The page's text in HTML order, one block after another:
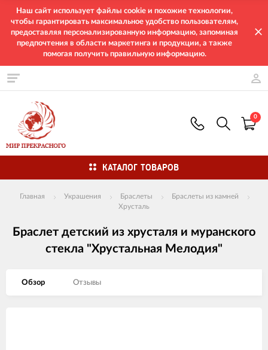
Наш сайт использует файлы cookie и похожие технологии,
чтобы гарантировать максимальное удобство пользователям,
предоставляя персонализированную информацию, запоминая
предпочтения в области маркетинга и продукции, а также
помогая получить правильную информацию.
0
КАТАЛОГ ТОВАРОВ
Главная Украшения Браслеты
Браслеты из камней
Хрусталь
Браслет детский из хрусталя и муранского
стекла "Хрустальная Мелодия"
Обзор Отзывы